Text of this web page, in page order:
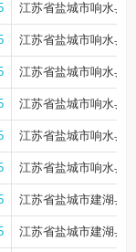
江苏省盐城市响水县
江苏省盐城市响水县
江苏省盐城市响水县
江苏省盐城市响水县
江苏省盐城市响水县
江苏省盐城市响水县
江苏省盐城市建湖县
江苏省盐城市建湖县